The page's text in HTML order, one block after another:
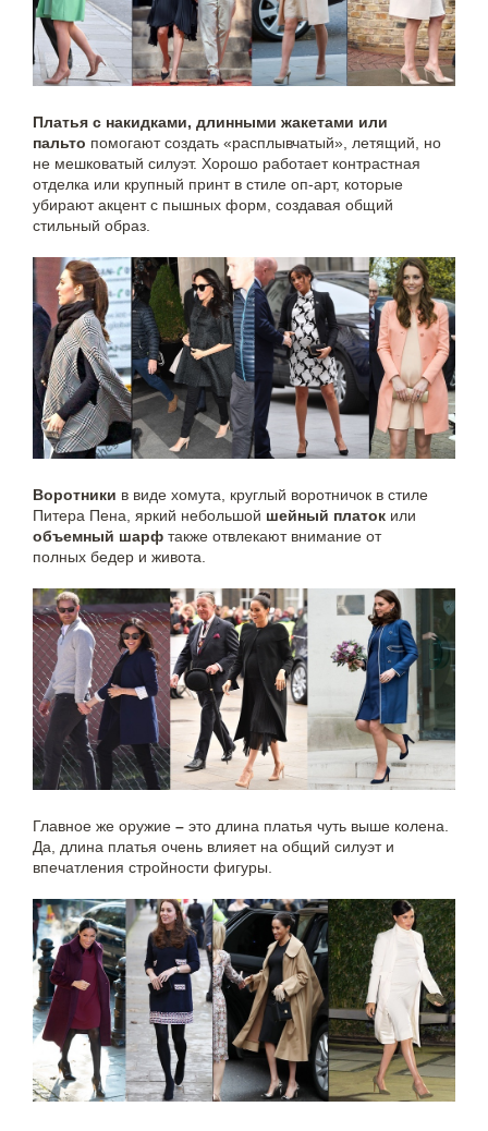
Платья с накидками, длинными жакетами или
пальто помогают создать «расплывчатый», летящий, но
не мешковатый силуэт. Хорошо работает контрастная
отделка или крупный принт в стиле оп-арт, которые
убирают акцент с пышных форм, создавая общий
стильный образ.
Воротники в виде хомута, круглый воротничок в стиле
Питера Пена, яркий небольшой шейный платок или
объемный шарф также отвлекают внимание от
полных бедер и живота.
Главное же оружие – это длина платья чуть выше колена.
Да, длина платья очень влияет на общий силуэт и
впечатления стройности фигуры.